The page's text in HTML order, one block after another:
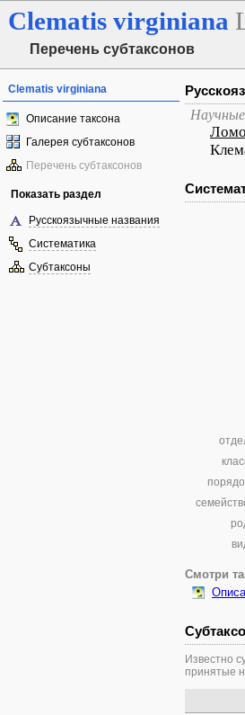
Clematis virginiana
Перечень субтаксонов
Clematis virginiana
Описание таксона
Галерея субтаксонов
Перечень субтаксонов
Показать раздел
Русскоязычные названия
Систематика
Субтаксоны
Смотри
Известно
принятые